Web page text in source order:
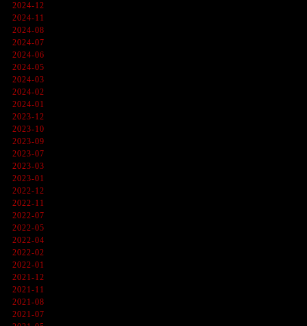
2024-12
2024-11
2024-08
2024-07
2024-06
2024-05
2024-03
2024-02
2024-01
2023-12
2023-10
2023-09
2023-07
2023-03
2023-01
2022-12
2022-11
2022-07
2022-05
2022-04
2022-02
2022-01
2021-12
2021-11
2021-08
2021-07